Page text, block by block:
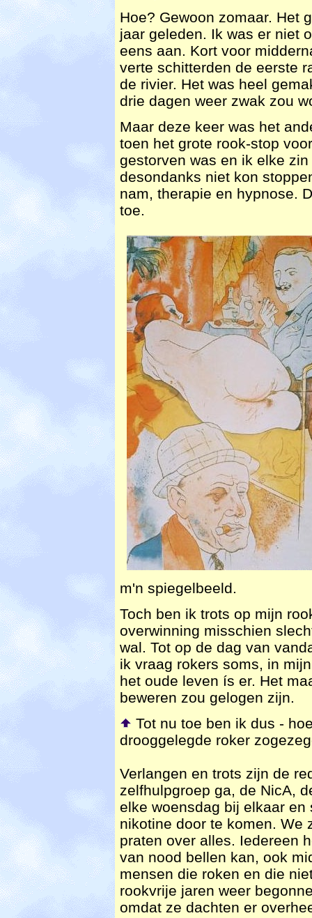
Hoe? Gewoon zomaar. Het
jaar geleden. Ik was er niet
eens aan. Kort voor
verte schitterden de eerste
de rivier. Het was heel
drie dagen weer zwak zou
Maar deze keer was het
toen het grote rook-stop
gestorven was en ik elke
desondanks niet kon
nam, therapie en hypnose.
toe.
m'n spiegelbeeld.
Toch ben ik trots op mijn
overwinning misschien
wal. Tot op de dag van
ik vraag rokers soms, in
het oude leven ís er. Het
beweren zou gelogen zijn.
Tot nu toe ben ik dus -
drooggelegde roker
Verlangen en trots zijn de
zelfhulpgroep ga, de NicA,
elke woensdag bij elkaar
nikotine door te komen. We
praten over alles. Iedereen
van nood bellen kan, ook
mensen die roken en die
rookvrije jaren weer
omdat ze dachten er